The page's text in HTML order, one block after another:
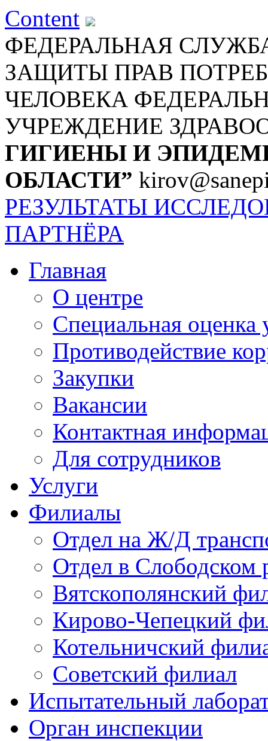
Content
ФЕДЕРАЛЬНАЯ
ЗАЩИТЫ ПРАВ
ЧЕЛОВЕКА
УЧРЕЖДЕНИЕ
ГИГИЕНЫ И
ОБЛАСТИ”
РЕЗУЛЬТАТЫ
ПАРТНЁРА
Главная
О центре
Специальная оценка
Противодействие
Закупки
Вакансии
Контактная
Для сотрудников
Услуги
Филиалы
Отдел на Ж/Д
Отдел в Слободском
Вятскополянский
Кирово-Чепецкий
Котельничский
Советский филиал
Испытательный
Орган инспекции